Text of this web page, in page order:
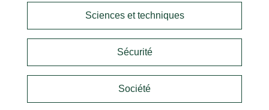
Sciences et techniques
Sécurité
Société